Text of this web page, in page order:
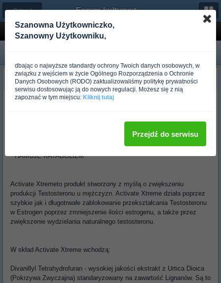
← Odżywki i Suplementy Forum-kulturystyka.pl
DRIVEN SPORTS - Activate Xtreme
EXPERTO
Ponad rok temu
* ZWIĘKSZA POZIOM TESTOSTERONU
* HAMUJE KATABOLIZM
Activate Xtremeto produkt stworzony z myślą o zwiększeniu
produkcji Testosteronu u mężczyzn. Activate Xtreme działa poprzez
szybkie jak i długotrwałe zablokowanie przekształcania Testosteronu
w Estrogen poprzez zmniejszenie ilości estrogenu, a także przez
zwiększenie wydzielania naturalnego testosteronu.
W skład Activate Xtreme wchodzą:
Divanillyl Tetrahydrofuran - wysokiej jakości ekstrakt z Urtica Dioica
(Pokrzywa Zwyczajna) standaryzowany na zawartość Lignanów. Są to
Szanowna Użytkowniczko,
Szanowny Użytkowniku,
dbając o najwyższe standardy ochrony Twoich danych osobowych, w
związku z wejściem w życie Ogólnego Rozporządzenia o Ochronie
Danych Osobowych (RODO) zaktualizowaliśmy politykę prywatności
serwisu dostosowując ją do nowych regulacji. Możesz się z nią
zapoznać w tym miejscu: Kliknij tutaj
Przejdź do serwisu